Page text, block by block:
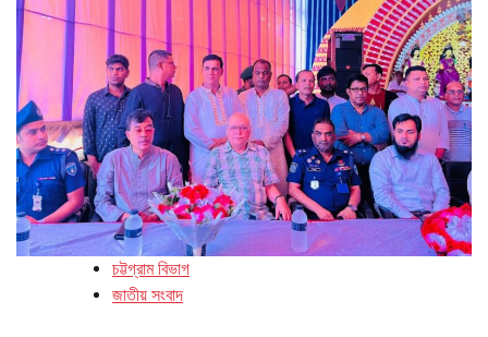
চট্টগ্রাম বিভাগ
জাতীয় সংবাদ